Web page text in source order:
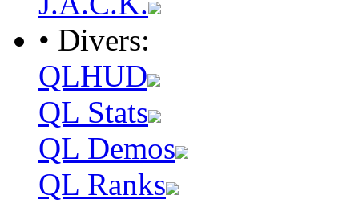
• Divers:
QLHUD
QL Stats
QL Demos
QL Ranks